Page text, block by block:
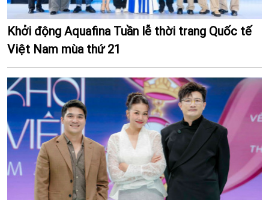
Khởi động Aquafina Tuần lễ thời trang Quốc tế
Việt Nam mùa thứ 21